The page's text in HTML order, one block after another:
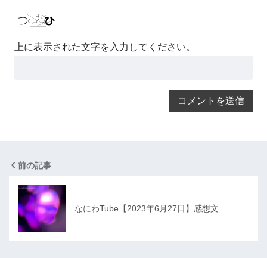
上に表示された文字を入力してください。
前の記事
なにわTube【2023年6月27日】感想文